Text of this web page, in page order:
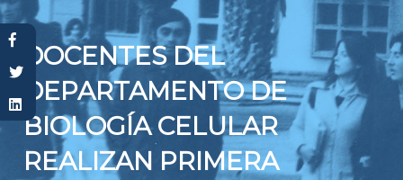
Usted está aquí
DOCENTES DEL
DEPARTAMENTO DE
BIOLOGÍA CELULAR
REALIZAN PRIMERA